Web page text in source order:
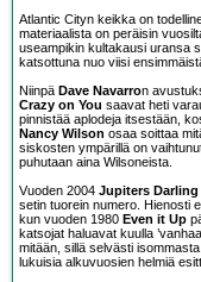
Atlantic Cityn keikka on
materiaalista on peräisin
useampikin kultakausi uransa
katsottuna nuo viisi
Niinpä Dave Navarron
Crazy on You saavat heti
pinnistää aplodeja itsestään,
Nancy Wilson osaa soittaa
siskosten ympärillä on
puhutaan aina Wilsoneista.
Vuoden 2004 Jupiters Darling
setin tuorein numero. Hienosti
kun vuoden 1980 Even it Up
katsojat haluavat kuulla
mitään, sillä selvästi
lukuisia alkuvuosien helmiä